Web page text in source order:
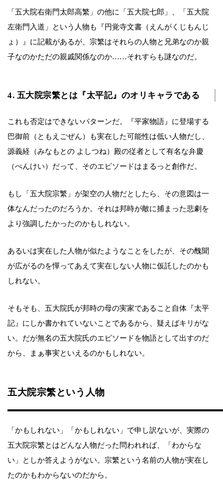
「五大院右衛門太郎高繁」の他に「五大院七郎」、「五大院
左衛門入道」という人物も『円覚寺文書（えんがくじもんじ
ょ）』に記載があるが、宗繁はそれらの人物と兄弟なのか親
子なのかただの親戚関係なのか……それすらも謎なのだ。
4. 五大院宗繁とは『太平記』のオリキャラである
これも否定はできないパターンだ。『平家物語』に登場する
巴御前（ともえごぜん）も実在した可能性は低い人物だし、
源義経（みなもとの よしつね）殿の従者として有名な弁慶
（べんけい）だって、そのエピソードはまるっと創作だ。
もし「五大院宗繁」が架空の人物だとしたら、その意図は一
体なんだったのだろうか。それは邦時が敵に捕まった悲劇を
より強調したかったのかもしれない。
あるいは実在した人物が似たようなことをしたが、その醜聞
が広がるのを憚ってあえて実在しない人物に仮託したのかも
しれない。
そもそも、五大院氏が邦時の母の実家であること自体『太平
記』にしか書かれていないことであるから、疑えばキリがな
い。だが無名の五大院氏のエピソードを物語として出すのだ
から、まぁ事実といえるのかもしれない。
五大院宗繁という人物
「かもしれない」「かもしれない」で申し訳ないが、実際の
五大院宗繁とはどんな人物だった問われれば、「わからな
い」としか答えようがない。宗繁という名前の人物が実在し
たのかもわからないのだから。